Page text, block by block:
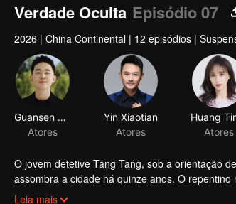
Verdade Oculta Episódio 07
2026 | China Continental | 12 episódios |
Guansen Ding
Atores
Yin Xiaotian
Atores
Atores
O jovem detetive Tang Tang, sob a orientação
assombra a cidade há quinze anos. O
máximo. Porém, à medida que a vigilância se
A investigação expõe o Abrigo de Cães Hachi,
Leia mais